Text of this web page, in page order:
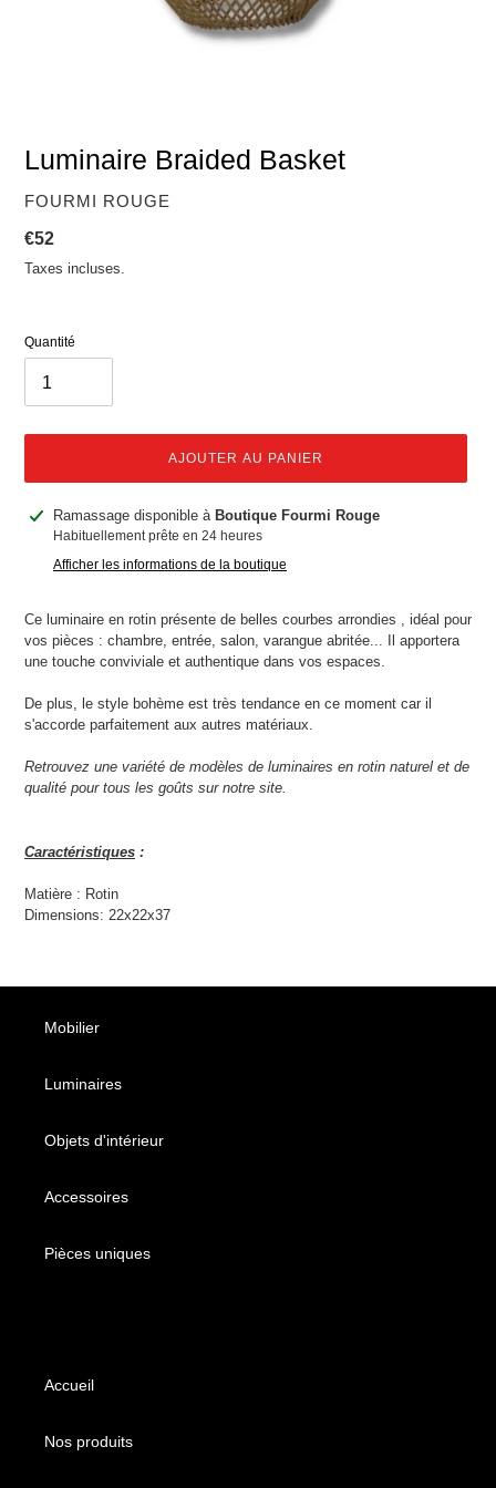
Luminaire Braided Basket
DISTRIBUTEUR
FOURMI ROUGE
Prix
normal
€52
Taxes incluses.
Quantité
AJOUTER AU PANIER
Ajout
produit
panier
Ramassage disponible à Boutique Fourmi Rouge
Habituellement prête en 24 heures
Afficher les informations de la boutique
Ce luminaire en rotin présente de belles courbes arrondies , idéal pour
vos pièces : chambre, entrée, salon, varangue abritée...
Il apportera
une touche conviviale et authentique dans vos espaces.
De plus, le style bohème est très tendance en ce moment car il
s'accorde parfaitement aux autres matériaux.
Retrouvez une variété de modèles de luminaires en rotin naturel et de
qualité pour tous les goûts sur notre site.
Caractéristiques :
Matière : Rotin
Dimensions: 22x22x37
Mobilier
Luminaires
Objets d'intérieur
Accessoires
Pièces uniques
Accueil
Nos produits